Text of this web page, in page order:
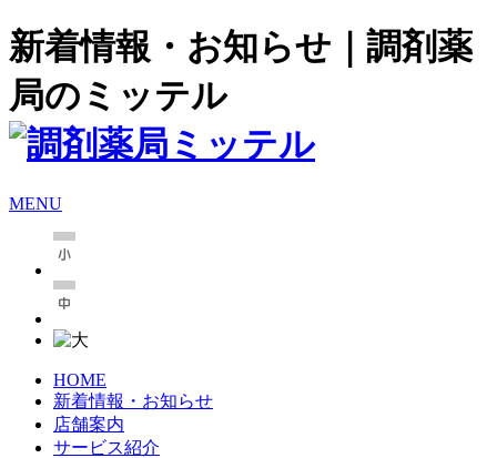
新着情報・お知らせ｜調剤薬
局のミッテル
MENU
HOME
新着情報・お知らせ
店舗案内
サービス紹介